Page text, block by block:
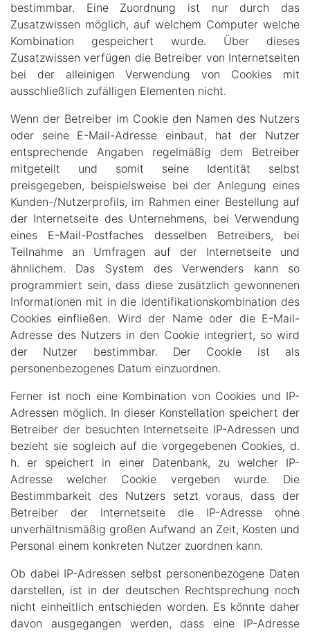
bestimmbar. Eine Zuordnung ist nur durch das
Zusatzwissen möglich, auf welchem Computer welche
Kombination gespeichert wurde. Über dieses
Zusatzwissen verfügen die Betreiber von Internetseiten
bei der alleinigen Verwendung von Cookies mit
ausschließlich zufälligen Elementen nicht.
Wenn der Betreiber im Cookie den Namen des Nutzers
oder seine E-Mail-Adresse einbaut, hat der Nutzer
entsprechende Angaben regelmäßig dem Betreiber
mitgeteilt und somit seine Identität selbst
preisgegeben, beispielsweise bei der Anlegung eines
Kunden-/Nutzerprofils, im Rahmen einer Bestellung auf
der Internetseite des Unternehmens, bei Verwendung
eines E-Mail-Postfaches desselben Betreibers, bei
Teilnahme an Umfragen auf der Internetseite und
ähnlichem. Das System des Verwenders kann so
programmiert sein, dass diese zusätzlich gewonnenen
Informationen mit in die Identifikationskombination des
Cookies einfließen. Wird der Name oder die E-Mail-
Adresse des Nutzers in den Cookie integriert, so wird
der Nutzer bestimmbar. Der Cookie ist als
personenbezogenes Datum einzuordnen.
Ferner ist noch eine Kombination von Cookies und IP-
Adressen möglich. In dieser Konstellation speichert der
Betreiber der besuchten Internetseite IP-Adressen und
bezieht sie sogleich auf die vorgegebenen Cookies, d.
h. er speichert in einer Datenbank, zu welcher IP-
Adresse welcher Cookie vergeben wurde. Die
Bestimmbarkeit des Nutzers setzt voraus, dass der
Betreiber der Internetseite die IP-Adresse ohne
unverhältnismäßig großen Aufwand an Zeit, Kosten und
Personal einem konkreten Nutzer zuordnen kann.
Ob dabei IP-Adressen selbst personenbezogene Daten
darstellen, ist in der deutschen Rechtsprechung noch
nicht einheitlich entschieden worden. Es könnte daher
davon ausgegangen werden, dass eine IP-Adresse